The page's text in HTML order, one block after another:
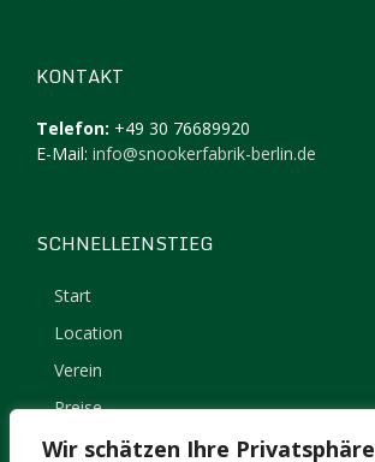
Wir schätzen Ihre Privatsphäre
KONTAKT
Telefon: +49 30 76689920
E-Mail: info@snookerfabrik-berlin.de
SCHNELLEINSTIEG
Start
Location
Verein
Preise
Kontakt